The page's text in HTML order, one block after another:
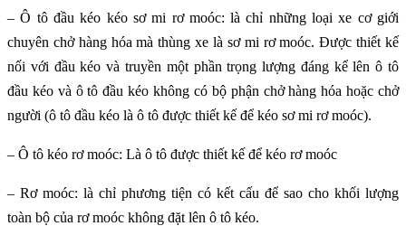
– Ô tô đầu kéo kéo sơ mi rơ moóc: là chỉ những loại xe cơ giới
chuyên chở hàng hóa mà thùng xe là sơ mi rơ moóc. Được thiết kế
nối với đầu kéo và truyền một phần trọng lượng đáng kể lên ô tô
đầu kéo và ô tô đầu kéo không có bộ phận chở hàng hóa hoặc chở
người (ô tô đầu kéo là ô tô được thiết kế để kéo sơ mi rơ moóc).
– Ô tô kéo rơ moóc: Là ô tô được thiết kế để kéo rơ moóc
– Rơ moóc: là chỉ phương tiện có kết cấu để sao cho khối lượng
toàn bộ của rơ moóc không đặt lên ô tô kéo.